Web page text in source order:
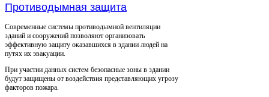
Противодымная защита
Современные системы противодымной вентиляции
зданий и сооружений позволяют организовать
эффективную защиту оказавшихся в здании людей на
путях их эвакуации.
При участии данных систем безопасные зоны в здании
будут защищены от воздействия представляющих угрозу
факторов пожара.